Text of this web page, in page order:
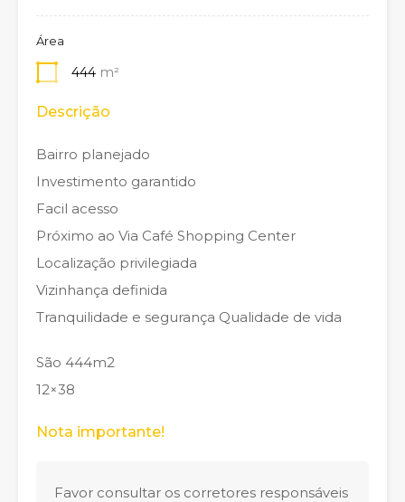
Área
444 m²
Descrição
Bairro planejado
Investimento garantido
Facil acesso
Próximo ao Via Café Shopping Center
Localização privilegiada
Vizinhança definida
Tranquilidade e segurança Qualidade de vida
São 444m2
12×38
Nota importante!
Favor consultar os corretores responsáveis